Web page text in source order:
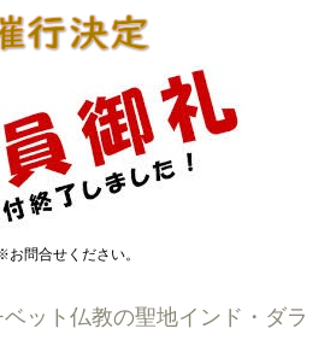
お問合せください。
ット仏教の聖地インド・ダラ